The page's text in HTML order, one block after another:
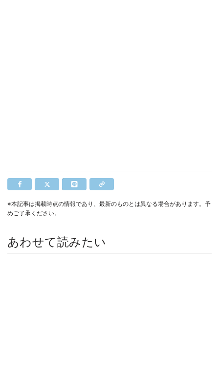
※本記事は掲載時点の情報であり、最新のものとは異なる場合があります。予
めご了承ください。
あわせて読みたい